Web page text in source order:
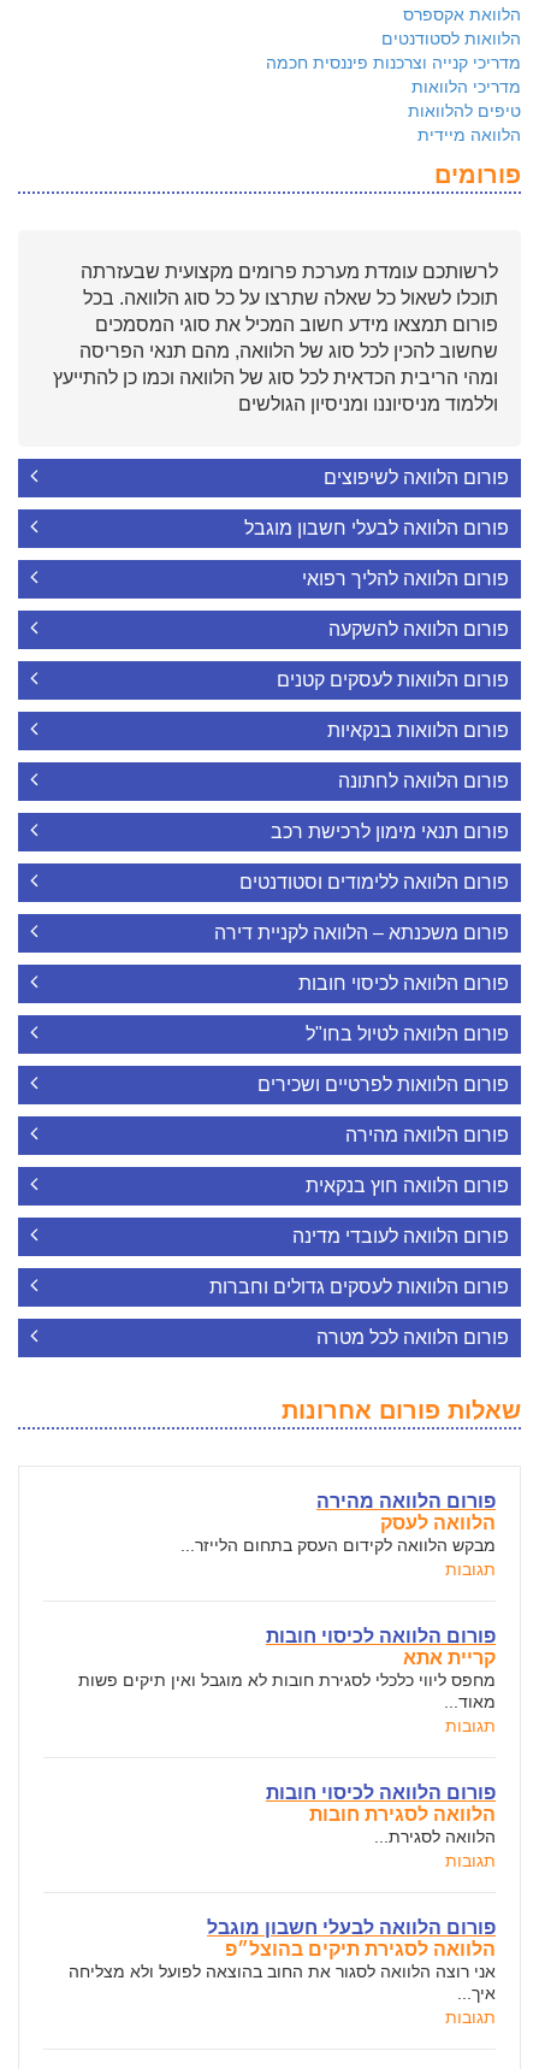
הלוואת אקספרס
הלוואות לסטודנטים
מדריכי קנייה וצרכנות פיננסית חכמה
מדריכי הלוואות
טיפים להלוואות
הלוואה מיידית
פורומים
לרשותכם עומדת מערכת פרומים מקצועית שבעזרתה
תוכלו לשאול כל שאלה שתרצו על כל סוג הלוואה. בכל
פורום תמצאו מידע חשוב המכיל את סוגי המסמכים
שחשוב להכין לכל סוג של הלוואה, מהם תנאי הפריסה
ומהי הריבית הכדאית לכל סוג של הלוואה וכמו כן להתייעץ
וללמוד מניסיוננו ומניסיון הגולשים
פורום הלוואה לשיפוצים
פורום הלוואה לבעלי חשבון מוגבל
פורום הלוואה להליך רפואי
פורום הלוואה להשקעה
פורום הלוואות לעסקים קטנים
פורום הלוואות בנקאיות
פורום הלוואה לחתונה
פורום תנאי מימון לרכישת רכב
פורום הלוואה ללימודים וסטודנטים
פורום משכנתא – הלוואה לקניית דירה
פורום הלוואה לכיסוי חובות
פורום הלוואה לטיול בחו"ל
פורום הלוואות לפרטיים ושכירים
פורום הלוואה מהירה
פורום הלוואה חוץ בנקאית
פורום הלוואה לעובדי מדינה
פורום הלוואות לעסקים גדולים וחברות
פורום הלוואה לכל מטרה
שאלות פורום אחרונות
פורום הלוואה מהירה
הלוואה לעסק
מבקש הלוואה לקידום העסק בתחום הלייזר...
תגובות
פורום הלוואה לכיסוי חובות
קריית אתא
מחפס ליווי כלכלי לסגירת חובות לא מוגבל ואין תיקים פשות
מאוד...
תגובות
פורום הלוואה לכיסוי חובות
הלוואה לסגירת חובות
הלוואה לסגירת...
תגובות
פורום הלוואה לבעלי חשבון מוגבל
הלוואה לסגירת תיקים בהוצל״פ
אני רוצה הלוואה לסגור את החוב בהוצאה לפועל ולא מצליחה
איך...
תגובות